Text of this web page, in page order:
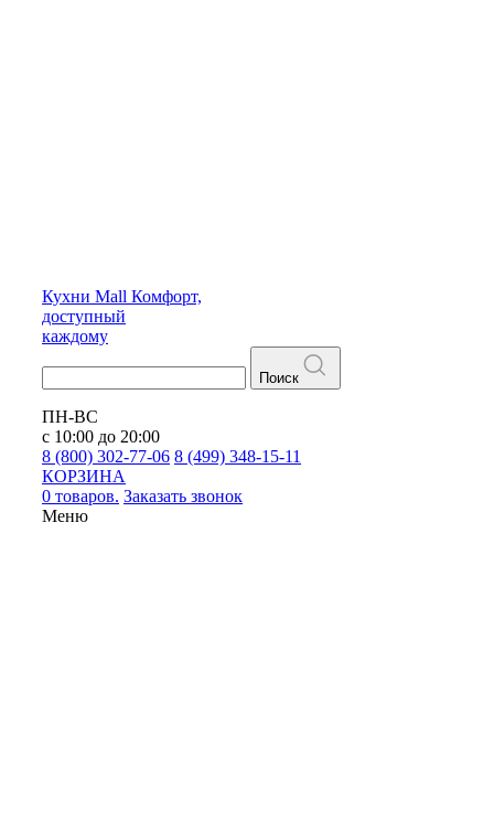
Кухни Mall Комфорт,
доступный
каждому
Поиск
ПН-ВС
с 10:00 до 20:00
8 (800) 302-77-06 8 (499) 348-15-11
КОРЗИНА
0 товаров. Заказать звонок
Меню